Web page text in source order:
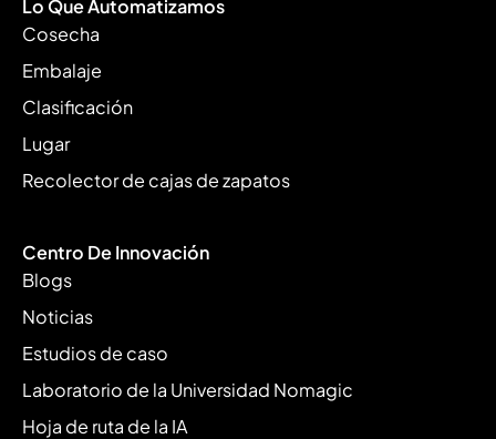
Lo Que Automatizamos
Cosecha
Embalaje
Clasificación
Lugar
Recolector de cajas de zapatos
Centro De Innovación
Blogs
Noticias
Estudios de caso
Laboratorio de la Universidad Nomagic
Hoja de ruta de la IA